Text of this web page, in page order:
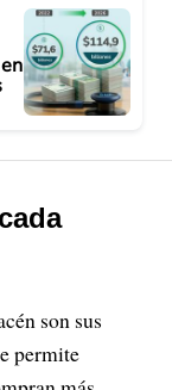
son sus
permite